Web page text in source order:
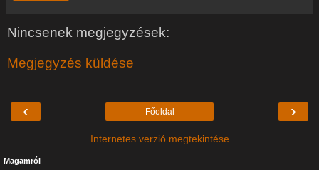
Nincsenek megjegyzések:
Megjegyzés küldése
‹ ›
Főoldal
Internetes verzió megtekintése
Magamról